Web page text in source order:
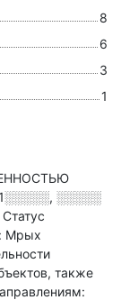
8
6
3
1
░░░░░
Статус
Мрых
, также